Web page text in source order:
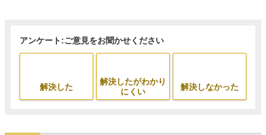
アンケート:ご意見をお聞かせください
解決した
解決したがわかり
にくい
解決しなかった